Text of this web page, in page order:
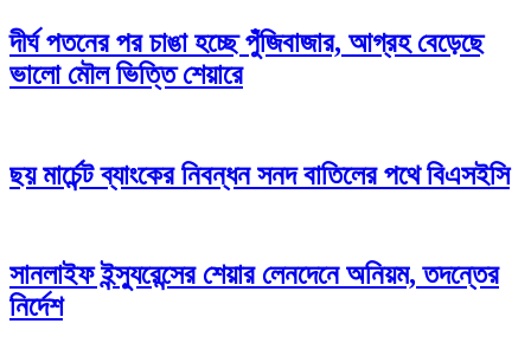
দীর্ঘ পতনের পর চাঙা হচ্ছে পুঁজিবাজার, আগ্রহ বেড়েছে
ভালো মৌল ভিত্তি শেয়ারে
ছয় মার্চেন্ট ব্যাংকের নিবন্ধন সনদ বাতিলের পথে বিএসইসি
সানলাইফ ইন্স্যুরেন্সের শেয়ার লেনদেনে অনিয়ম, তদন্তের
নির্দেশ